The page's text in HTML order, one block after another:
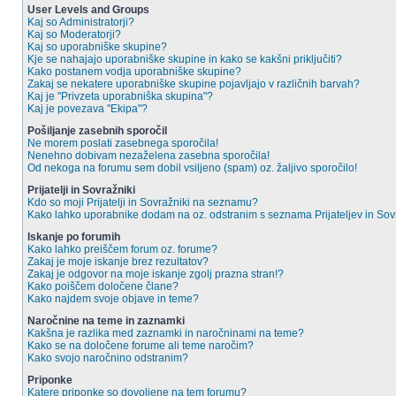
User Levels and Groups
Kaj so Administratorji?
Kaj so Moderatorji?
Kaj so uporabniške skupine?
Kje se nahajajo uporabniške skupine in kako se kakšni priključiti?
Kako postanem vodja uporabniške skupine?
Zakaj se nekatere uporabniške skupine pojavljajo v različnih barvah?
Kaj je "Privzeta uporabniška skupina"?
Kaj je povezava "Ekipa"?
Pošiljanje zasebnih sporočil
Ne morem poslati zasebnega sporočila!
Nenehno dobivam nezaželena zasebna sporočila!
Od nekoga na forumu sem dobil vsiljeno (spam) oz. žaljivo sporočilo!
Prijatelji in Sovražniki
Kdo so moji Prijatelji in Sovražniki na seznamu?
Kako lahko uporabnike dodam na oz. odstranim s seznama Prijateljev in
Iskanje po forumih
Kako lahko preiščem forum oz. forume?
Zakaj je moje iskanje brez rezultatov?
Zakaj je odgovor na moje iskanje zgolj prazna stran!?
Kako poiščem določene člane?
Kako najdem svoje objave in teme?
Naročnine na teme in zaznamki
Kakšna je razlika med zaznamki in naročninami na teme?
Kako se na določene forume ali teme naročim?
Kako svojo naročnino odstranim?
Priponke
Katere priponke so dovoljene na tem forumu?